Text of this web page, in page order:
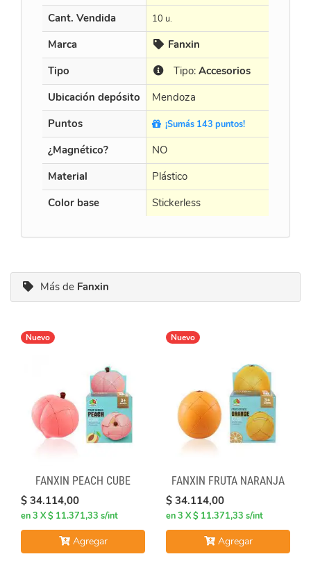
Cant. Vendida 10 u.
Marca Fanxin
Tipo
Tipo: Accesorios
Ubicación depósito
Mendoza
Puntos
¡Sumás 143 puntos!
¿Magnético? NO
Material
Plástico
Color base
Stickerless
Más de Fanxin
Nuevo
FANXIN PEACH CUBE
$ 34.114,00
en 3 X $ 11.371,33 s/int
Agregar
Nuevo
FANXIN FRUTA NARANJA
$ 34.114,00
en 3 X $ 11.371,33 s/int
Agregar